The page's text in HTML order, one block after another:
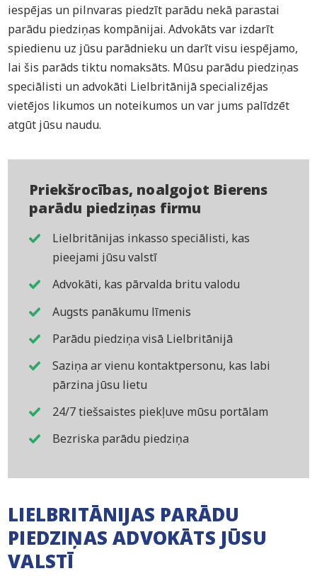
iespējas un pilnvaras piedzīt parādu nekā parastai
parādu piedziņas kompānijai. Advokāts var izdarīt
spiedienu uz jūsu parādnieku un darīt visu iespējamo,
lai šis parāds tiktu nomaksāts. Mūsu parādu piedziņas
speciālisti un advokāti Lielbritānijā specializējas
vietējos likumos un noteikumos un var jums palīdzēt
atgūt jūsu naudu.
Priekšrocības, noalgojot Bierens
parādu piedziņas firmu
Lielbritānijas inkasso speciālisti, kas
pieejami jūsu valstī
Advokāti, kas pārvalda britu valodu
Augsts panākumu līmenis
Parādu piedziņa visā Lielbritānijā
Saziņa ar vienu kontaktpersonu, kas labi
pārzina jūsu lietu
24/7 tiešsaistes piekļuve mūsu portālam
Bezriska parādu piedziņa
LIELBRITĀNIJAS PARĀDU
PIEDZIŅAS ADVOKĀTS JŪSU
VALSTĪ